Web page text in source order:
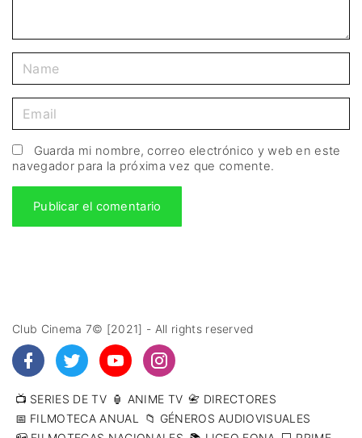
Guarda mi nombre, correo electrónico y web en este
navegador para la próxima vez que comente.
Club Cinema 7© [2021] - All rights reserved
📺 SERIES DE TV 🏮 ANIME TV 📇 DIRECTORES
📅 FILMOTECA ANUAL 📁 GÉNEROS AUDIOVISUALES